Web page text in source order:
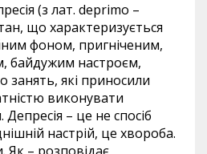
(з лат. deprimo –
що характеризується
фоном, пригніченим,
байдужим настроєм,
занять, які приносили
виконувати
– це не спосіб
настрій, це хвороба.